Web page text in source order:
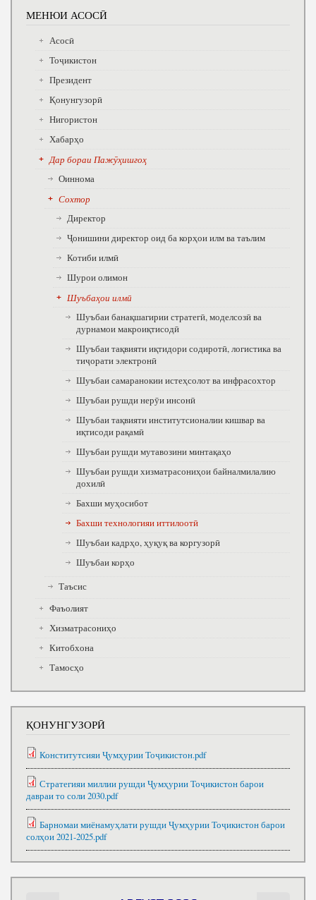
МЕНЮИ АСОСӢ
Асосӣ
Тоҷикистон
Президент
Қонунгузорӣ
Нигористон
Хабарҳо
Дар бораи Пажӯҳишгоҳ
Оиннома
Сохтор
Директор
Ҷонишини директор оид ба корҳои илм ва таълим
Котиби илмӣ
Шурои олимон
Шуъбаҳои илмӣ
Шуъбаи банақшагирии стратегӣ, моделсозӣ ва
дурнамои макроиқтисодӣ
Шуъбаи тақвияти иқтидори содиротӣ, логистика ва
тиҷорати электронӣ
Шуъбаи самаранокии истеҳсолот ва инфрасохтор
Шуъбаи рушди нерӯи инсонӣ
Шуъбаи тақвияти институтсионалии кишвар ва
иқтисоди рақамӣ
Шуъбаи рушди мутавозини минтақаҳо
Шуъбаи рушди хизматрасониҳои байналмилалию
дохилӣ
Бахши муҳосибот
Бахши технологияи иттилоотӣ
Шуъбаи кадрҳо, ҳуқуқ ва коргузорӣ
Шуъбаи корҳо
Таъсис
Фаъолият
Хизматрасониҳо
Китобхона
Тамосҳо
ҚОНУНГУЗОРӢ
Конститутсияи Ҷумҳурии Тоҷикистон.pdf
Стратегияи миллии рушди Ҷумҳурии Тоҷикистон барои
давраи то соли 2030.pdf
Барномаи миёнамуҳлати рушди Ҷумҳурии Тоҷикистон барои
солҳои 2021-2025.pdf